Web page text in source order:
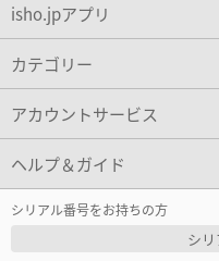
isho.jpアプリ
カテゴリー
アカウントサービス
ヘルプ＆ガイド
シリアル番号をお持ちの方
シ